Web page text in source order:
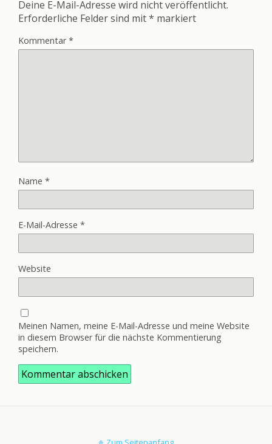
Deine E-Mail-Adresse wird nicht veröffentlicht.
Erforderliche Felder sind mit* markiert
Kommentar*
Name *
E-Mail-Adresse *
Website
Meinen Namen, meine E-Mail-Adresse und meine Website
in diesem Browser für die nächste Kommentierung
speichern.